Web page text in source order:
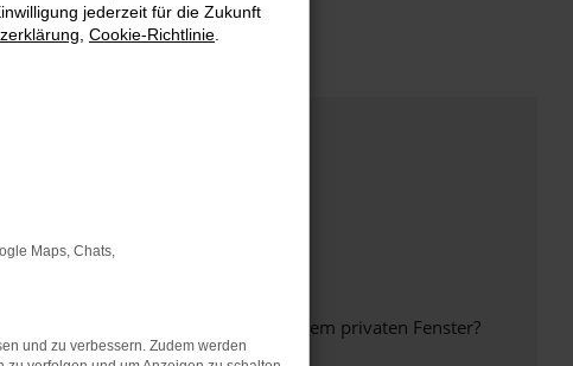
einem anderen Browser oder in einem privaten Fenster?
jederzeit für die Zukunft
Cookie-Richtlinie
Maps, Chats,
und zu verbessern. Zudem werden